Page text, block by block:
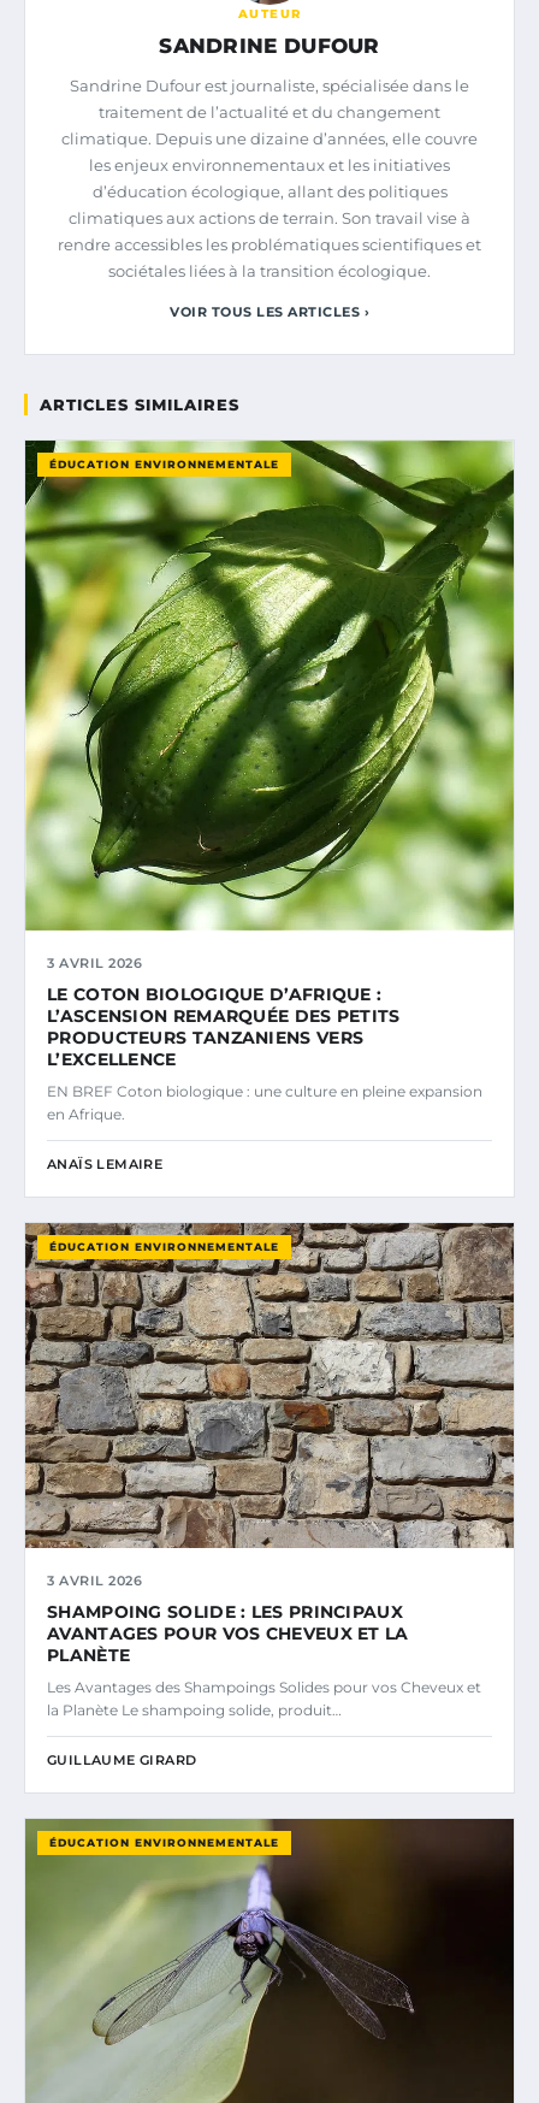
AUTEUR
SANDRINE DUFOUR
Sandrine Dufour est journaliste, spécialisée dans le
traitement de l’actualité et du changement
climatique. Depuis une dizaine d’années, elle couvre
les enjeux environnementaux et les initiatives
d’éducation écologique, allant des politiques
climatiques aux actions de terrain. Son travail vise à
rendre accessibles les problématiques scientifiques et
sociétales liées à la transition écologique.
VOIR TOUS LES ARTICLES ›
ARTICLES SIMILAIRES
ÉDUCATION ENVIRONNEMENTALE
3 AVRIL 2026
LE COTON BIOLOGIQUE D’AFRIQUE :
L’ASCENSION REMARQUÉE DES PETITS
PRODUCTEURS TANZANIENS VERS
L’EXCELLENCE
EN BREF Coton biologique : une culture en pleine expansion
en Afrique.
ANAÏS LEMAIRE
ÉDUCATION ENVIRONNEMENTALE
3 AVRIL 2026
SHAMPOING SOLIDE : LES PRINCIPAUX
AVANTAGES POUR VOS CHEVEUX ET LA
PLANÈTE
Les Avantages des Shampoings Solides pour vos Cheveux et
la Planète Le shampoing solide, produit…
GUILLAUME GIRARD
ÉDUCATION ENVIRONNEMENTALE